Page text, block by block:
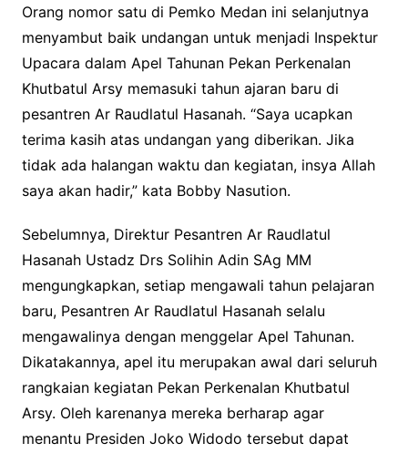
Orang nomor satu di Pemko Medan ini selanjutnya
menyambut baik undangan untuk menjadi Inspektur
Upacara dalam Apel Tahunan Pekan Perkenalan
Khutbatul Arsy memasuki tahun ajaran baru di
pesantren Ar Raudlatul Hasanah. “Saya ucapkan
terima kasih atas undangan yang diberikan. Jika
tidak ada halangan waktu dan kegiatan, insya Allah
saya akan hadir,” kata Bobby Nasution.
Sebelumnya, Direktur Pesantren Ar Raudlatul
Hasanah Ustadz Drs Solihin Adin SAg MM
mengungkapkan, setiap mengawali tahun pelajaran
baru, Pesantren Ar Raudlatul Hasanah selalu
mengawalinya dengan menggelar Apel Tahunan.
Dikatakannya, apel itu merupakan awal dari seluruh
rangkaian kegiatan Pekan Perkenalan Khutbatul
Arsy. Oleh karenanya mereka berharap agar
menantu Presiden Joko Widodo tersebut dapat